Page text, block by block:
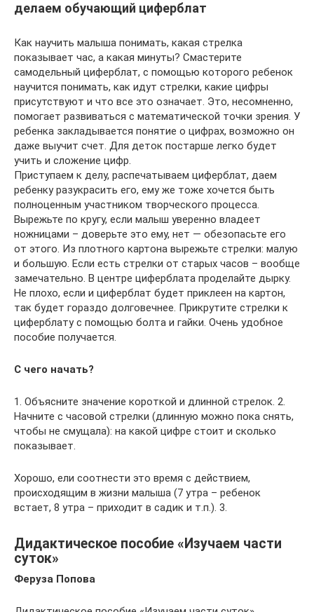
делаем обучающий циферблат
Как научить малыша понимать, какая стрелка
показывает час, а какая минуты? Смастерите
самодельный циферблат, с помощью которого ребенок
научится понимать, как идут стрелки, какие цифры
присутствуют и что все это означает. Это, несомненно,
помогает развиваться с математической точки зрения. У
ребенка закладывается понятие о цифрах, возможно он
даже выучит счет. Для деток постарше легко будет
учить и сложение цифр.
Приступаем к делу, распечатываем циферблат, даем
ребенку разукрасить его, ему же тоже хочется быть
полноценным участником творческого процесса.
Вырежьте по кругу, если малыш уверенно владеет
ножницами – доверьте это ему, нет — обезопасьте его
от этого. Из плотного картона вырежьте стрелки: малую
и большую. Если есть стрелки от старых часов – вообще
замечательно. В центре циферблата проделайте дырку.
Не плохо, если и циферблат будет приклеен на картон,
так будет гораздо долговечнее. Прикрутите стрелки к
циферблату с помощью болта и гайки. Очень удобное
пособие получается.
С чего начать?
1. Объясните значение короткой и длинной стрелок. 2.
Начните с часовой стрелки (длинную можно пока снять,
чтобы не смущала): на какой цифре стоит и сколько
показывает.
Хорошо, ели соотнести это время с действием,
происходящим в жизни малыша (7 утра – ребенок
встает, 8 утра – приходит в садик и т.п.). 3.
Дидактическое пособие «Изучаем части
суток»
Феруза Попова